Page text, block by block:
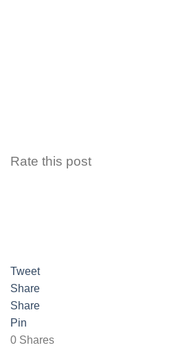
Rate this post
Tweet
Share
Share
Pin
0 Shares